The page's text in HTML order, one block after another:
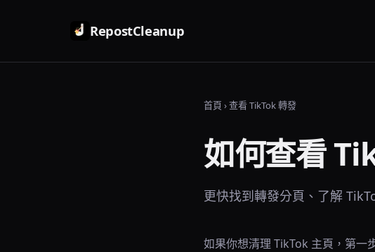
RepostCleanup
首頁 ›查看 TikTok 轉發
如何查看
更快找到轉發分頁、了解
如果你想清理 TikTok 主頁，第一